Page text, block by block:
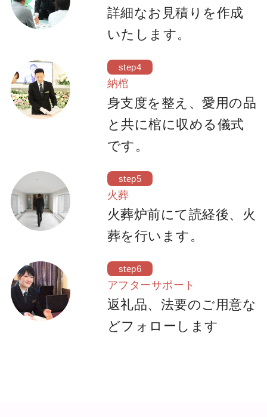
詳細なお見積りを作成
いたします。
step4
納棺
身支度を整え、愛用の品
と共に棺に収める儀式
です。
step5
火葬
火葬炉前にて読経後、火
葬を行います。
step6
アフターサポート
返礼品、法要のご用意な
どフォローします